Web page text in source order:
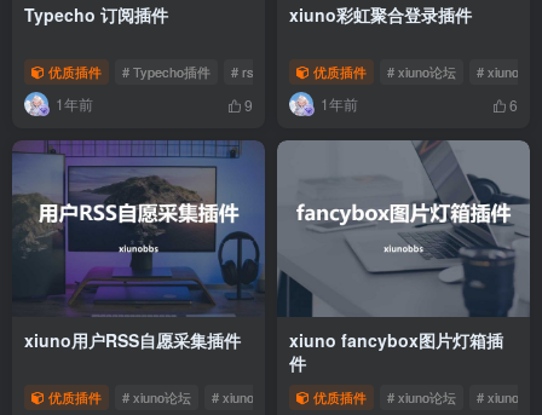
Typecho 订阅插件
优质插件 # Typecho插件 # rss订阅插件 # atom订阅插件
1年前 9
xiuno彩虹聚合登录插件
优质插件 # xiuno论坛 # xiuno插
1年前 6
xiuno用户RSS自愿采集插件
优质插件 # xiuno论坛 # xiuno插件
xiuno fancybox图片灯箱插
件
优质插件 # xiuno论坛 # xiuno插